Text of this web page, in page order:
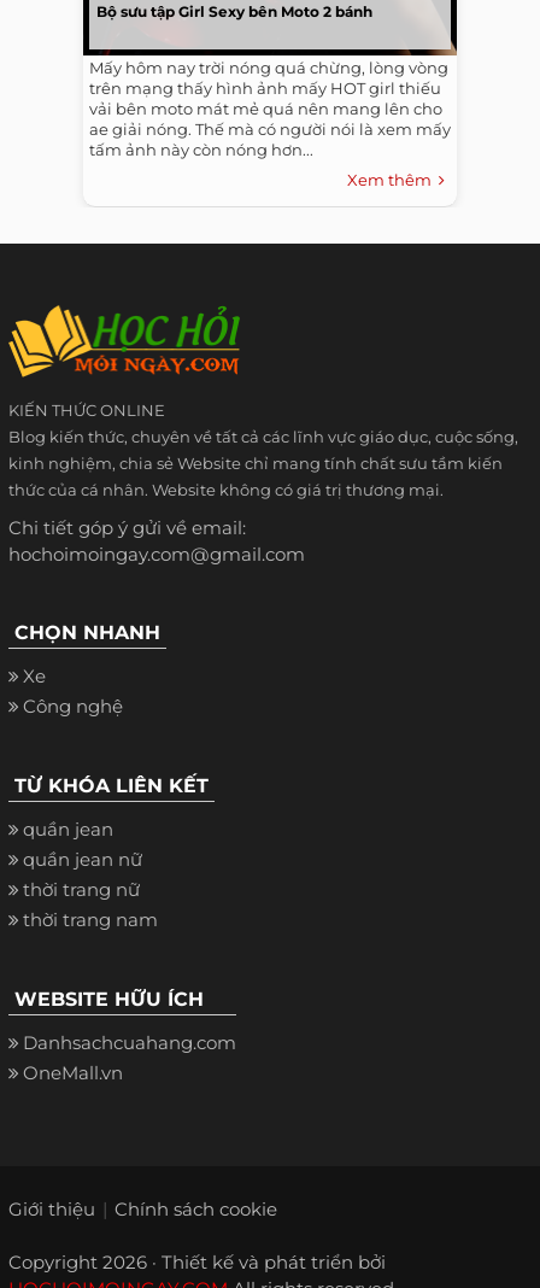
Bộ sưu tập Girl Sexy bên Moto 2 bánh
Mấy hôm nay trời nóng quá chừng, lòng vòng
trên mạng thấy hình ảnh mấy HOT girl thiếu
vải bên moto mát mẻ quá nên mang lên cho
ae giải nóng. Thế mà có người nói là xem mấy
tấm ảnh này còn nóng hơn...
Xem thêm
KIẾN THỨC ONLINE
Blog kiến thức, chuyên về tất cả các lĩnh vực giáo dục, cuộc sống,
kinh nghiệm, chia sẻ Website chỉ mang tính chất sưu tầm kiến
thức của cá nhân. Website không có giá trị thương mại.
Chi tiết góp ý gửi về email:
hochoimoingay.com@gmail.com
CHỌN NHANH
Xe
Công nghệ
TỪ KHÓA LIÊN KẾT
quần jean
quần jean nữ
thời trang nữ
thời trang nam
WEBSITE HỮU ÍCH
Danhsachcuahang.com
OneMall.vn
Giới thiệu Chính sách cookie
Copyright 2026 · Thiết kế và phát triển bởi